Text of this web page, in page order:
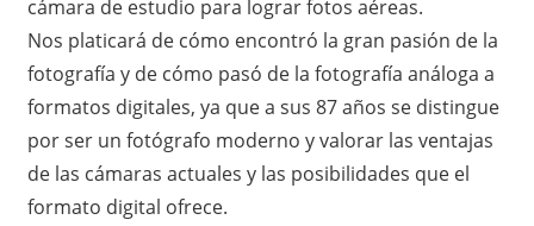
c
a
s
cámara de estudio para lograr fotos aéreas.
Nos platicará de cómo encontró la gran pasión de la
fotografía y de cómo pasó de la fotografía análoga a
formatos digitales, ya que a sus 87 años se distingue
por ser un fotógrafo moderno y valorar las ventajas
de las cámaras actuales y las posibilidades que el
formato digital ofrece.